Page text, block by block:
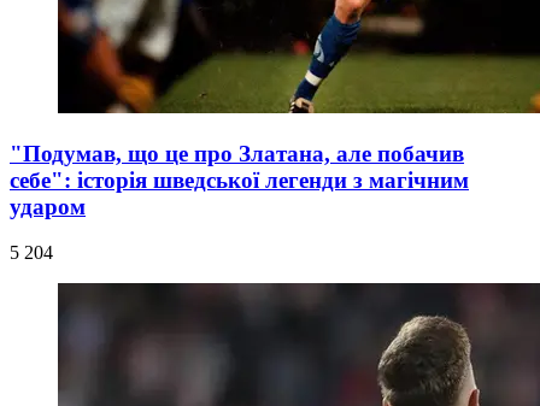
"Подумав, що це про Златана, але побачив
себе": історія шведської легенди з магічним
ударом
5 204